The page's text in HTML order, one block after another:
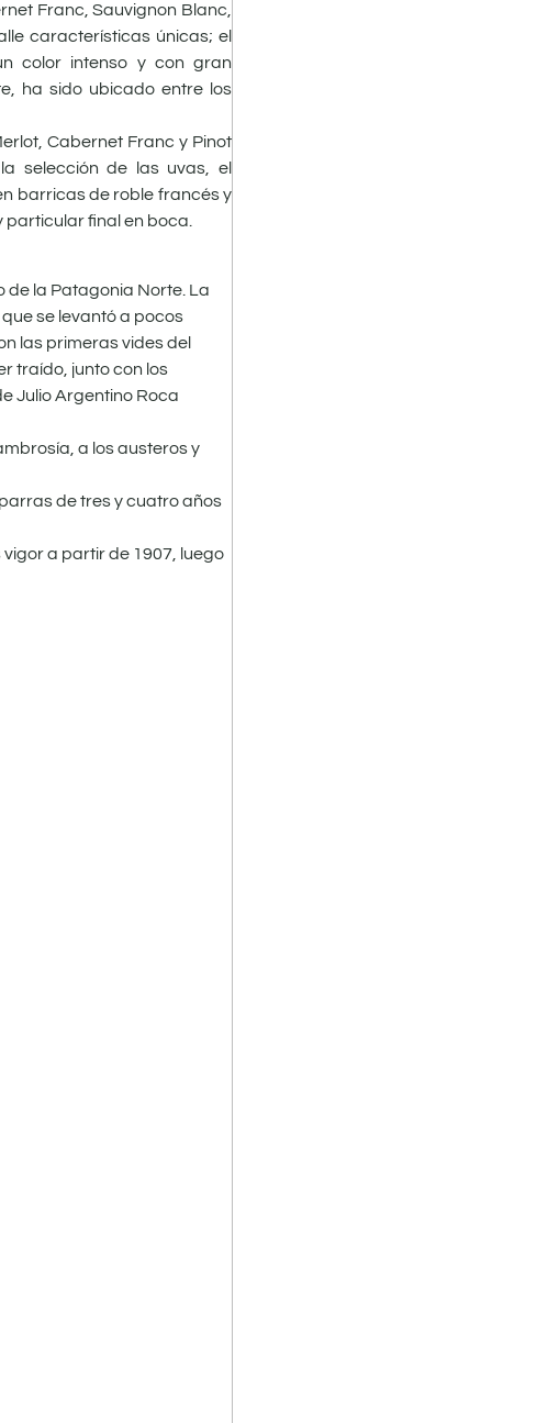
Franc, Sauvignon Blanc,
características únicas; el
color intenso y con gran
ha sido ubicado entre los
Cabernet Franc y Pinot
selección de las uvas, el
barricas de roble francés y
particular final en boca.
de la Patagonia Norte. La
se levantó a pocos
las primeras vides del
traído, junto con los
Julio Argentino Roca
a los austeros y
de tres y cuatro años
a partir de 1907, luego